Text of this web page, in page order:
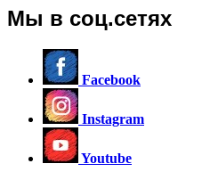
Мы в соц.сетях
Facebook
Instagram
Youtube